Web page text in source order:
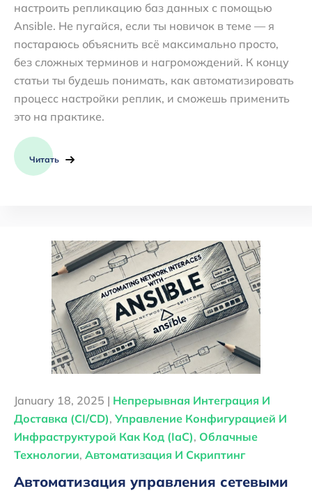
настроить репликацию баз данных с помощью
Ansible. Не пугайся, если ты новичок в теме — я
постараюсь объяснить всё максимально просто,
без сложных терминов и нагромождений. К концу
статьи ты будешь понимать, как автоматизировать
процесс настройки реплик, и сможешь применить
это на практике.
Читать
January 18, 2025 | Непрерывная Интеграция И
Доставка (CI/CD), Управление Конфигурацией И
Инфраструктурой Как Код (IaC), Облачные
Технологии, Автоматизация И Скриптинг
Автоматизация управления сетевыми